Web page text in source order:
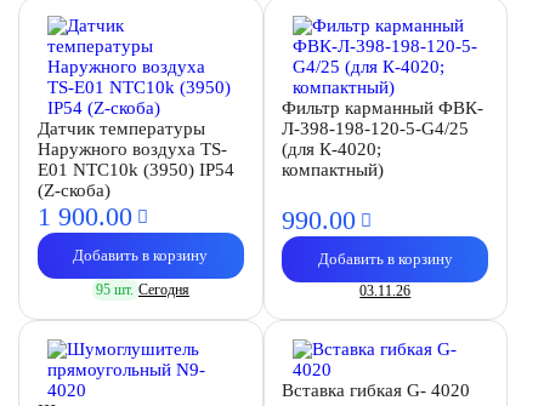
Датчик температуры
Наружного воздуха TS-
E01 NTC10k (3950) IP54
(Z-скоба)
1 900.00
Добавить в корзину
95 шт. Сегодня
Фильтр карманный ФВК-
Л-398-198-120-5-G4/25
(для К-4020;
компактный)
990.00
Добавить в корзину
03.11.26
Вставка гибкая G- 4020